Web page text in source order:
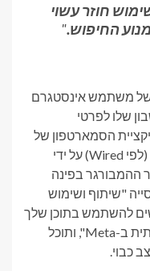
חוזר עשוי
החיפוש."
של משתמש אינסטגרם
שלו לפרטי
הסמארטפון של
אינסטגרם, תוכל לבטל את הסכמתך (לפי Wired) על ידי
ההמבורגר בפינה
"שיתוף ושימוש
להשתמש בתוכן שלך
באינסטגרם ועם תכונות בינה מלאכותית ב-Meta", ותוכל
כבוי.